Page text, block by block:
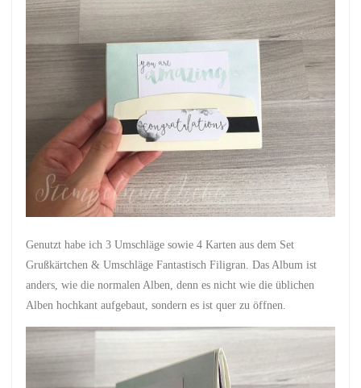
Genutzt habe ich 3 Umschläge sowie 4 Karten aus dem Set
Grußkärtchen & Umschläge Fantastisch Filigran. Das Album ist
anders, wie die normalen Alben, denn es nicht wie die üblichen
Alben hochkant aufgebaut, sondern es ist quer zu öffnen.